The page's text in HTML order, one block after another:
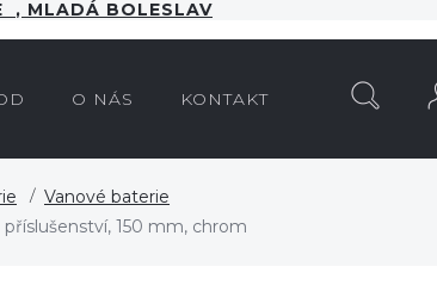
, MLADÁ BOLESLAV
O NÁS KONTAKT
Vanové baterie
150 mm, chrom